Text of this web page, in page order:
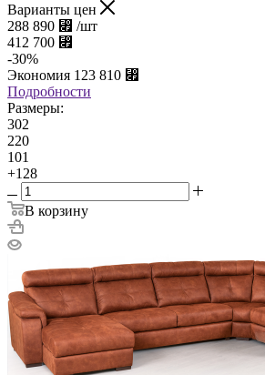
Варианты цен
288 890 ⃏ /шт
412 700 ⃏
-30%
Экономия 123 810 ⃏
Подробности
Размеры:
302
220
101
+128
В корзину